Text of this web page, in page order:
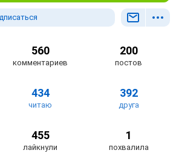
560
комментариев
200
постов
434
читаю
392
друга
455
лайкнули
1
похвалила